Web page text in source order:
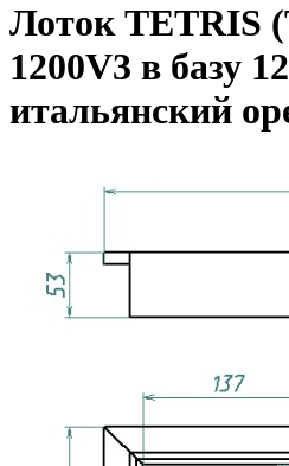
Лоток
1200V3 в базу
итальянский